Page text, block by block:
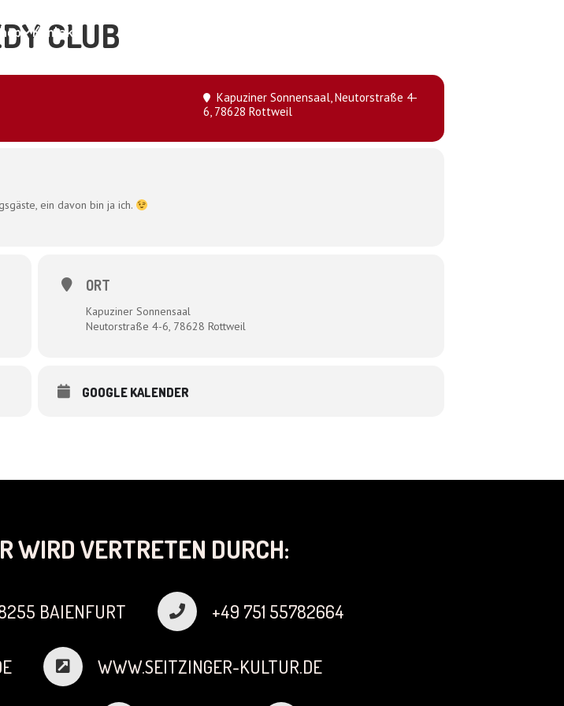
Kontakt
CLUB
Kapuziner Sonnensaal, Neutorstraße 4-
6, 78628 Rottweil
ein davon bin ja ich.
ORT
Kapuziner Sonnensaal
Neutorstraße 4-6, 78628 Rottweil
GOOGLE KALENDER
WIRD VERTRETEN DURCH:
BAIENFURT +49 751 55782664
WWW.SEITZINGER-KULTUR.DE